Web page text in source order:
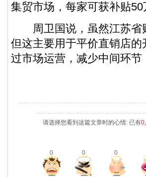
集贸市场，每家可获补贴50
周卫国说，虽然江苏省
但这主要用于平价直销店
过市场运营，减少中间环
请选择您看到这篇文章时的心情: 已有0
0 0 0